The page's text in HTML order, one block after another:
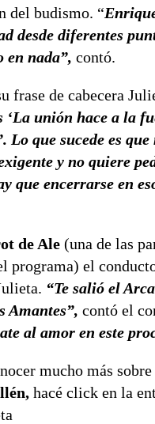
del budismo. “
desde diferentes
en nada”, contó.
frase de cabecera
‘La unión hace a la
Lo que sucede es que
y no quiere
que encerrarse en
de Ale (una de las
programa) el
“Te salió el
Amantes”, contó el
al amor en este
mucho más sobre
hacé click en la